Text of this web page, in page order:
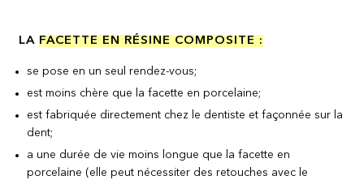
LA FACETTE EN RÉSINE COMPOSITE :
se pose en un seul rendez-vous;
est moins chère que la facette en porcelaine;
est fabriquée directement chez le dentiste et façonnée sur la
dent;
a une durée de vie moins longue que la facette en
porcelaine (elle peut nécessiter des retouches avec le